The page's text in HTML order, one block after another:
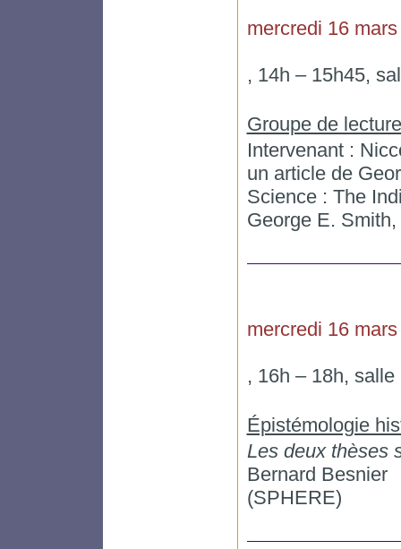
mercredi 16 mars
, 14h – 15h45,
Groupe de
Intervenant :
un article de
Science : The
George E. Smith,
mercredi 16 mars
, 16h – 18h,
Épistémologie
Les deux thèses
Bernard Besnier
(SPHERE)